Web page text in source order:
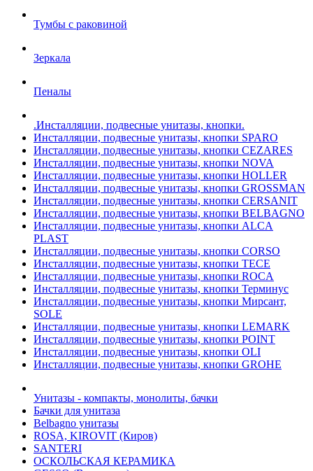
Тумбы с раковиной
Зеркала
Пеналы
.Инсталляции, подвесные унитазы, кнопки.
Инсталляции, подвесные унитазы, кнопки SPARO
Инсталляции, подвесные унитазы, кнопки CEZARES
Инсталляции, подвесные унитазы, кнопки NOVA
Инсталляции, подвесные унитазы, кнопки HOLLER
Инсталляции, подвесные унитазы, кнопки GROSSMAN
Инсталляции, подвесные унитазы, кнопки CERSANIT
Инсталляции, подвесные унитазы, кнопки BELBAGNO
Инсталляции, подвесные унитазы, кнопки ALCA
PLAST
Инсталляции, подвесные унитазы, кнопки CORSO
Инсталляции, подвесные унитазы, кнопки TECE
Инсталляции, подвесные унитазы, кнопки ROCA
Инсталляции, подвесные унитазы, кнопки Терминус
Инсталляции, подвесные унитазы, кнопки Мирсант,
SOLE
Инсталляции, подвесные унитазы, кнопки LEMARK
Инсталляции, подвесные унитазы, кнопки POINT
Инсталляции, подвесные унитазы, кнопки OLI
Инсталляции, подвесные унитазы, кнопки GROHE
Унитазы - компакты, монолиты, бачки
Бачки для унитаза
Belbagno унитазы
ROSA, KIROVIT (Киров)
SANTERI
ОСКОЛЬСКАЯ КЕРАМИКА